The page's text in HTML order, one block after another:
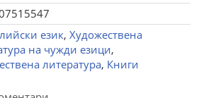
език, Художествена
на чужди езици,
литература, Книги